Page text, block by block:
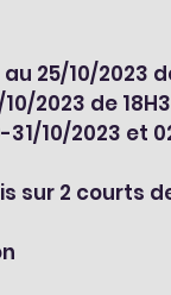
25/10/2023
2023 de
10/2023 et
sur 2 courts